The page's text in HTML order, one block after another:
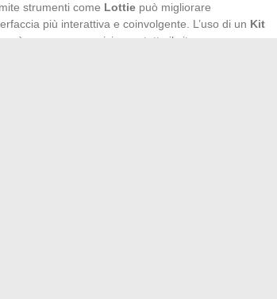
strumenti come Lottie può migliorare
più interattiva e coinvolgente. L’uso di un Kit
una coerenza visiva su tutto il sito o